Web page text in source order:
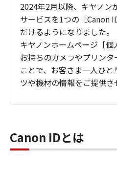
2024年2月以降、キヤノン
サービスを1つの［Canon
だけるようになりました。
キヤノンホームページ［個
お持ちのカメラやプリン
ことで、お客さま一人ひ
ツや機材の情報をご提供さ
Canon IDとは